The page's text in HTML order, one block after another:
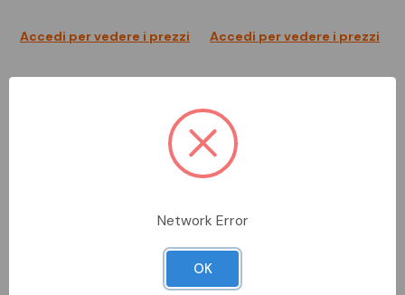
Accedi per vedere i prezzi Accedi per vedere i prezzi
Network Error
OK